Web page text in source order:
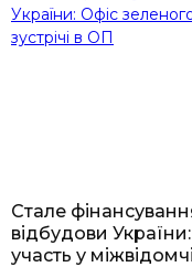
складна, але […]
Сталe
відбудови
участь у